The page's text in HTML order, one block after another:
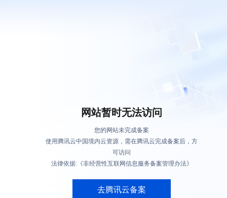
网站暂时无法访问
您的网站未完成备案
使用腾讯云中国境内云资源，需在腾讯云完成备案后，方
可访问
法律依据:《非经营性互联网信息服务备案管理办法》
去腾讯云备案